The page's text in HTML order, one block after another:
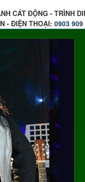
CÁT ĐỘNG - TRÌNH
- ĐIỆN THOẠI: 0903 909